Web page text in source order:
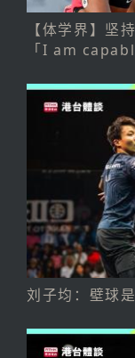
【体学界】坚
「I am
刘子均：壁球